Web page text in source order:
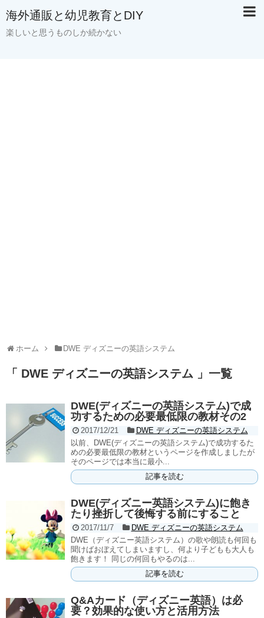
海外通販と幼児教育とDIY
楽しいと思うものしか続かない
ホーム DWE ディズニーの英語システム
「 DWE ディズニーの英語システム 」一覧
DWE(ディズニーの英語システム)で成
功するための必要最低限の教材その2
2017/12/21
DWE ディズニーの英語システム
以前、DWE(ディズニーの英語システム)で成功するた
めの必要最低限の教材というページを作成しましたが
そのページでは本当に最小...
記事を読む
DWE(ディズニー英語システム)に飽き
たり挫折して後悔する前にすること
2017/11/7
DWE ディズニーの英語システム
DWE（ディズニー英語システム）の歌や朗読も何回も
聞けばおぼえてしまいますし、何より子どもも大人も
飽きます！ 同じの何回もやるのは...
記事を読む
Q&Aカード（ディズニー英語）は必
要？効果的な使い方と活用方法